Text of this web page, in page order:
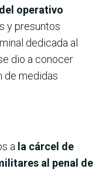
operativo
y presuntos
dedicada al
dio a conocer
de medidas
a la cárcel de
al penal de